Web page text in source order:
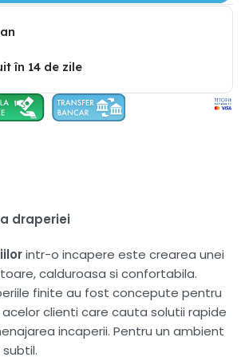
în 14 de zile
draperiei
intr-o incapere este crearea unei
calduroasa si confortabila.
finite au fost concepute pentru
acelor clienti care cauta solutii rapide
incaperii. Pentru un ambient